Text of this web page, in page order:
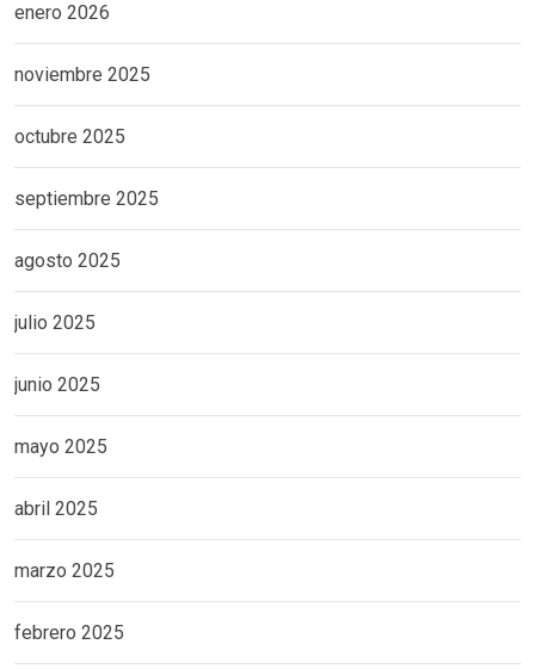
enero 2026
noviembre 2025
octubre 2025
septiembre 2025
agosto 2025
julio 2025
junio 2025
mayo 2025
abril 2025
marzo 2025
febrero 2025